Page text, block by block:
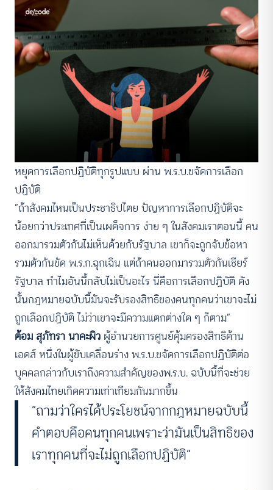
หยุดการเลือกปฏิบัติทุกรูปแบบ ผ่าน พ.ร.บ.ขจัดการเลือก
ปฏิบัติ
“ถ้าสังคมไหนเป็นประชาธิปไตย ปัญหาการเลือกปฏิบัติจะ
น้อยกว่าประเทศที่เป็นเผด็จการ ง่าย ๆ ในสังคมเราตอนนี้ คน
ออกมารวมตัวกันไม่เห็นด้วยกับรัฐบาล เขาก็จะถูกจับข้อหา
รวมตัวกันขัด พ.ร.ก.ฉุกเฉิน แต่ถ้าคนออกมารวมตัวกันเชียร์
รัฐบาล ทำไมอันนี้กลับไม่เป็นอะไร นี่คือการเลือกปฏิบัติ ดัง
นั้นกฎหมายฉบับนี้มันจะรับรองสิทธิของคนทุกคนว่าเขาจะไม่
ถูกเลือกปฏิบัติ ไม่ว่าเขาจะมีความแตกต่างใด ๆ ก็ตาม”
ต้อม สุภัทรา นาคะผิว ผู้อำนวยการศูนย์คุ้มครองสิทธิด้าน
เอดส์ หนึ่งในผู้ขับเคลื่อนร่าง พ.ร.บ.ขจัดการเลือกปฏิบัติต่อ
บุคคลกล่าวกับเราถึงความสำคัญของพ.ร.บ. ฉบับนี้ที่จะช่วย
ให้สังคมไทยเกิดความเท่าเทียมกันมากขึ้น
“ถามว่าใครได้ประโยชน์จากกฎหมายฉบับนี้
คำตอบคือคนทุกคนเพราะว่ามันเป็นสิทธิของ
เราทุกคนที่จะไม่ถูกเลือกปฏิบัติ”